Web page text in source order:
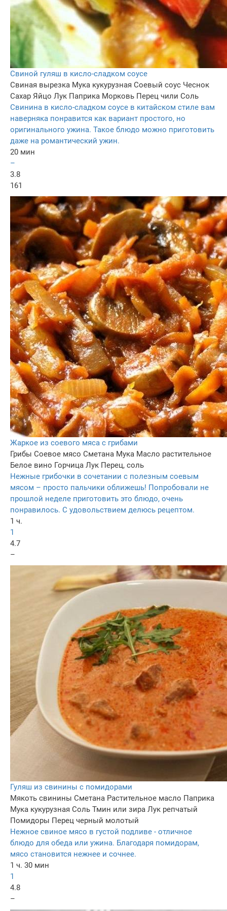
Свиной гуляш в кисло-сладком соусе
Свиная вырезка Мука кукурузная Соевый соус Чеснок
Сахар Яйцо Лук Паприка Морковь Перец чили Соль
Свинина в кисло-сладком соусе в китайском стиле вам
наверняка понравится как вариант простого, но
оригинального ужина. Такое блюдо можно приготовить
даже на романтический ужин.
20 мин
–
3.8
161
Жаркое из соевого мяса с грибами
Грибы Соевое мясо Сметана Мука Масло растительное
Белое вино Горчица Лук Перец, соль
Нежные грибочки в сочетании с полезным соевым
мясом – просто пальчики оближешь! Попробовали не
прошлой неделе приготовить это блюдо, очень
понравилось. С удовольствием делюсь рецептом.
1 ч.
1
4.7
–
Гуляш из свинины с помидорами
Мякоть свинины Сметана Растительное масло Паприка
Мука кукурузная Соль Тмин или зира Лук репчатый
Помидоры Перец черный молотый
Нежное свиное мясо в густой подливе - отличное
блюдо для обеда или ужина. Благодаря помидорам,
мясо становится нежнее и сочнее.
1 ч. 30 мин
1
4.8
–